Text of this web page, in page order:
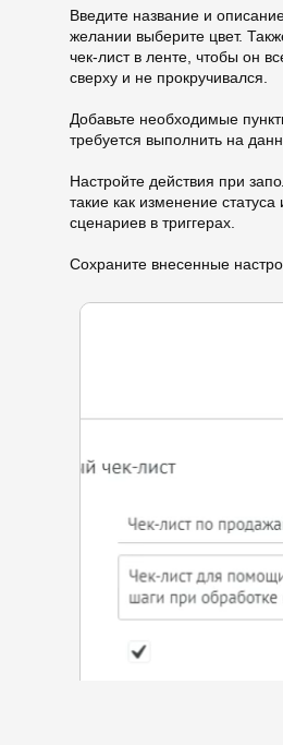
Введите название и
желании выберите цвет.
чек-лист в ленте, чтобы он
сверху и не прокручивался.
Добавьте необходимые
требуется выполнить на
Настройте действия при
такие как изменение статуса
сценариев в триггерах.
Сохраните внесенные